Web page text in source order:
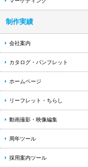
制作実績
会社案内
カタログ・パンフレット
ホームページ
リーフレット・ちらし
動画撮影・映像編集
周年ツール
採用案内ツール